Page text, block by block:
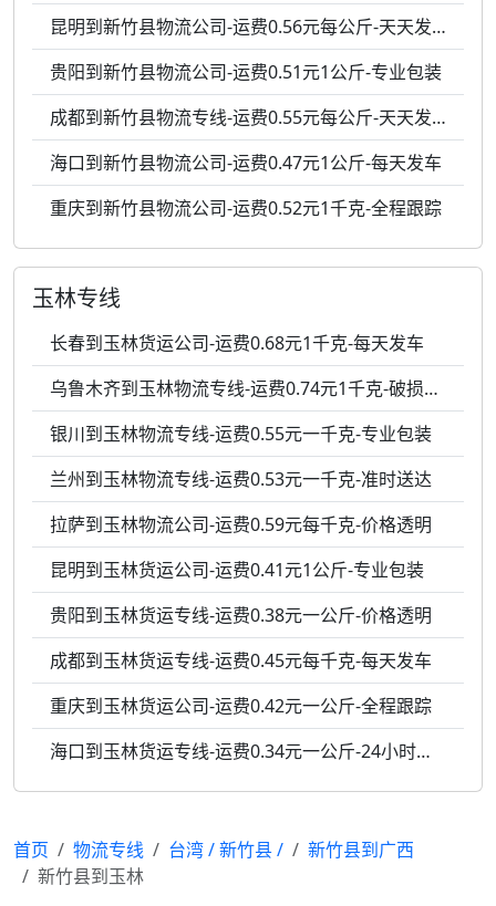
昆明到新竹县物流公司-运费0.56元每公斤-天天发车
贵阳到新竹县物流公司-运费0.51元1公斤-专业包装
成都到新竹县物流专线-运费0.55元每公斤-天天发车
海口到新竹县物流公司-运费0.47元1公斤-每天发车
重庆到新竹县物流公司-运费0.52元1千克-全程跟踪
玉林专线
长春到玉林货运公司-运费0.68元1千克-每天发车
乌鲁木齐到玉林物流专线-运费0.74元1千克-破损包赔
银川到玉林物流专线-运费0.55元一千克-专业包装
兰州到玉林物流专线-运费0.53元一千克-准时送达
拉萨到玉林物流公司-运费0.59元每千克-价格透明
昆明到玉林货运公司-运费0.41元1公斤-专业包装
贵阳到玉林货运专线-运费0.38元一公斤-价格透明
成都到玉林货运专线-运费0.45元每千克-每天发车
重庆到玉林货运公司-运费0.42元一公斤-全程跟踪
海口到玉林货运专线-运费0.34元一公斤-24小时服务
首页 物流专线 台湾/新竹县/
新竹县到广西
新竹县到玉林